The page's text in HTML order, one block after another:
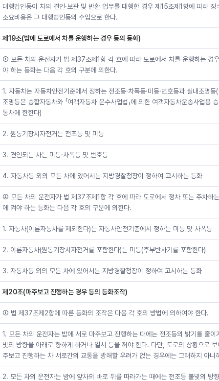
대행법인등이 차의 견인·보관 및 반환 업무를 대행한 경우 제15조제1항에 따라 징
소요비용은 그 대행법인등의 수입으로 한다.
제19조(밤에 도로에서 차를 운행하는 경우 등의 등화)
① 모든 차의 운전자가 법 제37조제1항 각 호에 따라 도로에서 차를 운행하는 경
야 하는 등화는 다음 각 호의 구분에 의한다.
1. 자동차는 자동차안전기준에서 정하는 전조등·차폭등·미등·번호등과 실내조명등
조명등은 승합자동차와 「여객자동차 운수사업법」에 의한 여객자동차운송사업용
동차에 한한다)
2. 원동기장치자전거는 전조등 및 미등
3. 견인되는 차는 미등·차폭등 및 번호등
4. 자동차등 외의 모든 차에 있어서는 지방경찰청장이 정하여 고시하는 등화
② 모든 차의 운전자가 법 제37조제1항 각 호에 따라 도로에서 정차 또는 주차하
에 켜야 하는 등화는 다음 각 호의 구분에 의한다.
1. 자동차(이륜자동차를 제외한다)는 자동차안전기준에서 정하는 미등 및 차폭등
2. 이륜자동차(원동기장치자전거를 포함한다)는 미등(후부반사기를 포함한다)
3. 자동차등 외의 모든 차에 있어서는 지방경찰청장이 정하여 고시하는 등화
제20조(마주보고 진행하는 경우 등의 등화조작)
① 법 제37조제2항에 따른 등화의 조작은 다음 각 호의 방법에 의하여야 한다.
1. 모든 차의 운전자는 밤에 서로 마주보고 진행하는 때에는 전조등의 밝기를 줄이
빛의 방향을 아래로 향하게 하거나 일시 등을 꺼야 한다. 다만, 도로의 상황으로
주보고 진행하는 차 서로간의 교통을 방해할 우려가 없는 경우에는 그러하지 아니
2. 모든 차의 운전자는 밤에 앞차의 바로 뒤를 따라가는 때에는 전조등 불빛의 방